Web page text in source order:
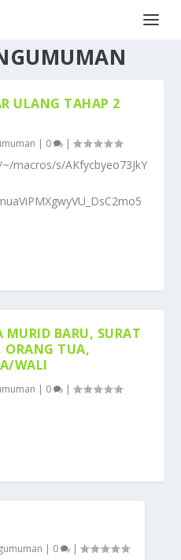
ULANG TAHAP 2
| 0 |
macros/s/AKfycbyeo73JkY
BARU, SURAT
ORANG TUA,
WALI
| 0 |
| 0 |